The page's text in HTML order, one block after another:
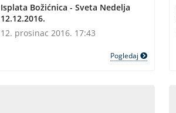
Isplata Božićnica - Sveta Nedelja
12.12.2016.
12. prosinac 2016. 17:43
Pogledaj